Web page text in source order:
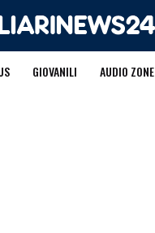
GIOVANILI AUDIO ZONE